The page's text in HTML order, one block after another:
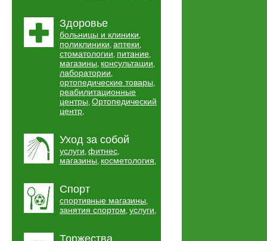
Здоровье
больницы и клиники,
поликлиники, аптеки,
стоматологии, питание,
магазины, консультации,
лаборатории,
ортопедические товары,
реабилитационные
центры, Ортопедический
центр,
Уход за собой
услуги, фитнес,
магазины, косметология,
Спорт
спортивные магазины,
занятия спортом, услуги,
Торжества